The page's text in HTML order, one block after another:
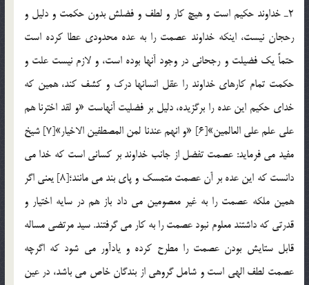
2ـ خداوند حكيم است و هيچ كار و لطف و فضلش بدون حكمت و دليل و
رحجان نيست، اينكه خداوند عصمت را به عده محدودي عطا كرده است
حتماً يك فضيلت و رجحاني در وجود آنها بوده است، و لازم نيست علت و
حكمت تمام كارهاي خداوند را عقل انسانها درك و كشف كند، همين كه
خداي حكيم اين عده را برگزيده، دليل بر فضليت آنهاست «و لقد اخترنا هم
علي علم علي العالمين»[6] «و انهم عندنا لمن المصطفين الاخيار»[7] شيخ
مفيد مي فرمايد: عصمت تفضل از جانب خداوند بر كساني است كه خدا مي
دانست كه اين عده بر آن عصمت متمسك و پاي بند مي مانند؛[8] يعني اگر
همين ملكه عصمت را به غير معصومين مي داد باز هم در سايه اختيار و
قدرتي كه داشتند معلوم نبود عصمت را به كار مي گرفتند. سيد مرتضي مساله
قابل ستايش بودن عصمت را مطرح كرده و يادآور مي شود كه اگرچه
عصمت لطف الهي است و شامل گروهي از بندگان خاص مي باشد، در عين